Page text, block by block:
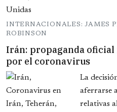
INTERNACIONALES: JAMES
ROBINSON
Irán: propaganda oficial
por el coronavirus
La
aferrarse
relativas